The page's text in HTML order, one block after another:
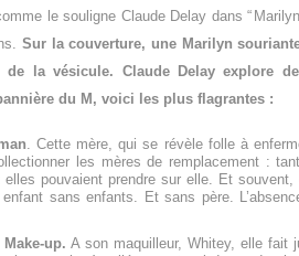
le souligne Claude Delay dans “
Sur la couverture, une Marilyn
de la vésicule. Claude Delay explore
du M, voici les plus flagrantes :
. Cette mère, qui se révèle folle à
les mères de remplacement :
pouvaient prendre sur elle. Et
sans enfants. Et sans père.
up. A son maquilleur, Whitey, elle fait